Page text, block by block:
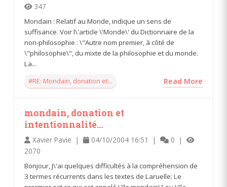
347
Mondain : Relatif au Monde, indique un sens de
suffisance. Voir l\'article \'Monde\' du Dictionnaire de la
non-philosophie : \"Autre nom premier, à côté de
\"philosophie\", du mixte de la philosophie et du monde.
La...
#RE: Mondain, donation et...
Read More
mondain, donation et
intentionnalité...
Xavier Pavie | 04/10/2004 16:51 |
0 |
2070
Bonjour, J\'ai quelques difficultés à la compréhension de
3 termes récurrents dans les textes de Laruelle: Le